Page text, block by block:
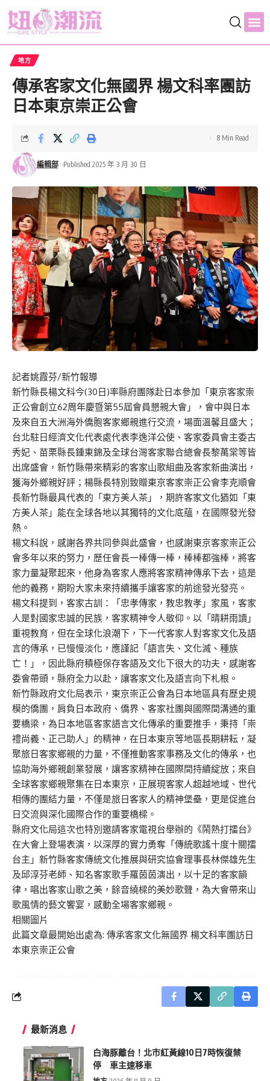
地方
傳承客家文化無國界 楊文科率團訪
日本東京崇正公會
編輯部 Published 2025 年 3 月 30 日
8 Min Read
記者姚霞芬/新竹報導
新竹縣長楊文科今(30日)率縣府團隊赴日本參加「東京客家崇
正公會創立62周年慶暨第55屆會員懇親大會」，會中與日本
及來自五大洲海外僑胞客家鄉親進行交流，場面溫馨且盛大；
台北駐日經濟文化代表處代表李逸洋公使、客家委員會主委古
秀妃、苗栗縣長鍾東錦及全球台灣客家聯合總會長黎萬棠等皆
出席盛會，新竹縣帶來精彩的客家山歌組曲及客家新曲演出，
獲海外鄉親好評；楊縣長特別致贈東京客家崇正公會李克順會
長新竹縣最具代表的「東方美人茶」，期許客家文化猶如「東
方美人茶」能在全球各地以其獨特的文化底蘊，在國際發光發
熱。
楊文科說，感謝各界共同參與此盛會，也感謝東京客家崇正公
會多年以來的努力，歷任會長一棒傳一棒，棒棒都強棒，將客
家力量凝聚起來，他身為客家人應將客家精神傳承下去，這是
他的義務，期盼大家未來持續攜手讓客家的前途發光發亮。
楊文科提到，客家古訓：「忠孝傳家，教忠教孝」家風，客家
人是對國家忠誠的民族，客家精神令人敬仰。以「晴耕雨讀」
重視教育，但在全球化浪潮下，下一代客家人對客家文化及語
言的傳承，已慢慢淡化，應謹記「語言失、文化滅、種族
亡！」，因此縣府積極保存客語及文化下很大的功夫，感謝客
委會帶頭，縣府全力以赴，讓客家文化及語言向下札根。
新竹縣政府文化局表示，東京崇正公會為日本地區具有歷史規
模的僑團，肩負日本政府、僑界、客家社團與國際間溝通的重
要橋梁，為日本地區客家語言文化傳承的重要推手，秉持「崇
禮尚義、正己助人」的精神，在日本東京等地區長期耕耘，凝
聚旅日客家鄉親的力量，不僅推動客家事務及文化的傳承，也
協助海外鄉親創業發展，讓客家精神在國際間持續綻放；來自
全球客家鄉親聚集在日本東京，正展現客家人超越地域、世代
相傳的團結力量，不僅是旅日客家人的精神堡壘，更是促進台
日交流與深化國際合作的重要橋樑。
縣府文化局這次也特別邀請客家電視台舉辦的《鬧熱打擂台》
在大會上登場表演，以深厚的實力勇奪「傳統歌謠十度十關擂
台主」新竹縣客家傳統文化推展與研究協會理事長林傑雄先生
及邱淳芬老師、知名客家歌手羅茵茵演出，以十足的客家韻
律，唱出客家山歌之美，餘音繞樑的美妙歌聲，為大會帶來山
歌風情的藝文饗宴，感動全場客家鄉親。
相關圖片
此篇文章最開始出處為: 傳承客家文化無國界 楊文科率團訪日
本東京崇正公會
最新消息
白海豚離台！北市紅黃線10日7時恢復禁
停 車主速移車